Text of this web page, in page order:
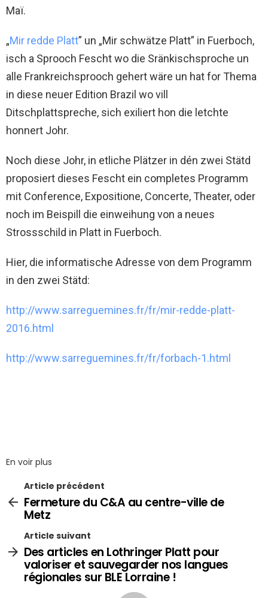
Maï.
„Mir redde Platt” un „Mir schwätze Platt” in Fuerboch,
isch a Sprooch Fescht wo die Sränkischsproche un
alle Frankreichsprooch gehert wäre un hat for Thema
in diese neuer Edition Brazil wo vill
Ditschplattspreche, sich exiliert hon die letchte
honnert Johr.
Noch diese Johr, in etliche Plätzer in dén zwei Stätd
proposiert dieses Fescht ein completes Programm
mit Conference, Expositione, Concerte, Theater, oder
noch im Beispill die einweihung von a neues
Strossschild in Platt in Fuerboch.
Hier, die informatische Adresse von dem Programm
in den zwei Stätd:
http://www.sarreguemines.fr/fr/mir-redde-platt-
2016.html
http://www.sarreguemines.fr/fr/forbach-1.html
En voir plus
Article précédent
Fermeture du C&A au centre-ville de
Metz
Article suivant
Des articles en Lothringer Platt pour
valoriser et sauvegarder nos langues
régionales sur BLE Lorraine !